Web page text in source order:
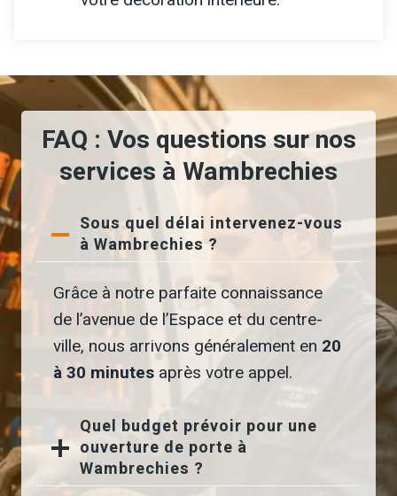
FAQ : Vos questions sur nos
services à Wambrechies
Sous quel délai intervenez-vous
à Wambrechies ?
Grâce à notre parfaite connaissance
de l’avenue de l’Espace et du centre-
ville, nous arrivons généralement en 20
à 30 minutes après votre appel.
Quel budget prévoir pour une
ouverture de porte à
Wambrechies ?